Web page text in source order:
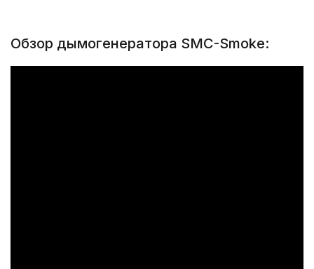
Обзор дымогенератора SMC-Smoke: